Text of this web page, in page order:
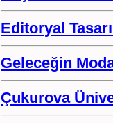
Editoryal
Geleceğin
Çukurova